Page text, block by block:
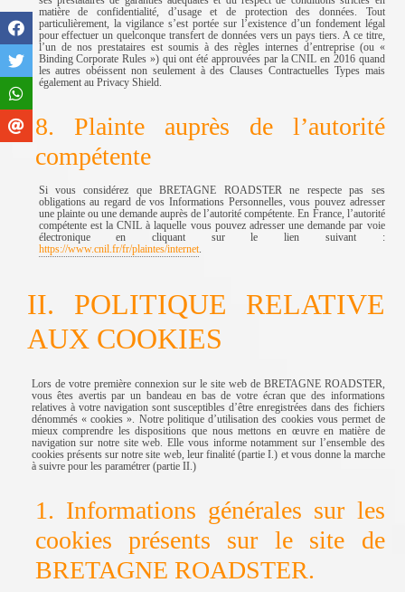
matière de confidentialité, d’usage et de protection des données. Tout
particulièrement, la vigilance s’est portée sur l’existence d’un fondement légal
pour effectuer un quelconque transfert de données vers un pays tiers. A ce titre,
l’un de nos prestataires est soumis à des règles internes d’entreprise (ou «
Binding Corporate Rules ») qui ont été approuvées par la CNIL en 2016 quand
les autres obéissent non seulement à des Clauses Contractuelles Types mais
également au Privacy Shield.
8. Plainte auprès de l’autorité
compétente
Si vous considérez que BRETAGNE ROADSTER ne respecte pas ses
obligations au regard de vos Informations Personnelles, vous pouvez adresser
une plainte ou une demande auprès de l’autorité compétente. En France, l’autorité
compétente est la CNIL à laquelle vous pouvez adresser une demande par voie
électronique en cliquant sur le lien suivant :
https://www.cnil.fr/fr/plaintes/internet.
II. POLITIQUE RELATIVE
AUX COOKIES
Lors de votre première connexion sur le site web de BRETAGNE ROADSTER,
vous êtes avertis par un bandeau en bas de votre écran que des informations
relatives à votre navigation sont susceptibles d’être enregistrées dans des fichiers
dénommés « cookies ». Notre politique d’utilisation des cookies vous permet de
mieux comprendre les dispositions que nous mettons en œuvre en matière de
navigation sur notre site web. Elle vous informe notamment sur l’ensemble des
cookies présents sur notre site web, leur finalité (partie I.) et vous donne la marche
à suivre pour les paramétrer (partie II.)
1. Informations générales sur les
cookies présents sur le site de
BRETAGNE ROADSTER.